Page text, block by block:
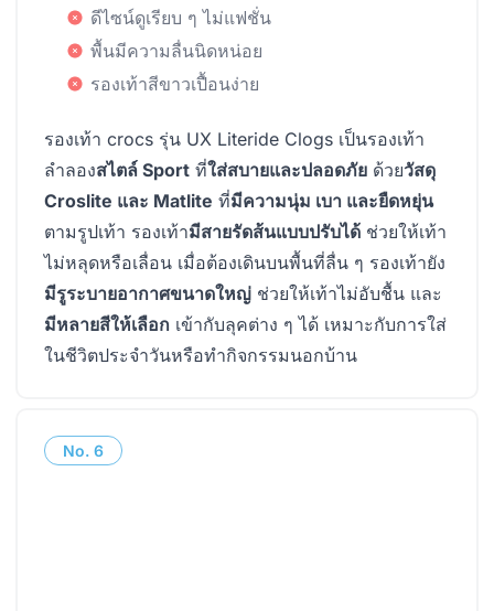
ดีไซน์ดูเรียบ ๆ ไม่แฟชั่น
พื้นมีความลื่นนิดหน่อย
รองเท้าสีขาวเปื้อนง่าย
รองเท้า crocs รุ่น UX Literide Clogs เป็นรองเท้า
ลำลองสไตล์ Sport ที่ใส่สบายและปลอดภัย ด้วยวัสดุ
Croslite และ Matlite ที่มีความนุ่ม เบา และยืดหยุ่น
ตามรูปเท้า รองเท้ามีสายรัดส้นแบบปรับได้ ช่วยให้เท้า
ไม่หลุดหรือเลื่อน เมื่อต้องเดินบนพื้นที่ลื่น ๆ รองเท้ายัง
มีรูระบายอากาศขนาดใหญ่ ช่วยให้เท้าไม่อับชื้น และ
มีหลายสีให้เลือก เข้ากับลุคต่าง ๆ ได้ เหมาะกับการใส่
ในชีวิตประจำวันหรือทำกิจกรรมนอกบ้าน
No. 6